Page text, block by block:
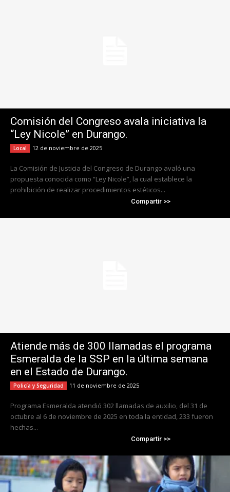
Comisión del Congreso avala iniciativa la
“Ley Nicole” en Durango.
Local 12 de noviembre de 2025
La Comisión de Justicia del Congreso de Durango avaló una
propuesta conocida como “Ley Nicole”, la cual establece la
prohibición de realizar procedimientos estéticos...
Compartir >>
Atiende más de 300 llamadas el programa
Esmeralda de la SSP en la última semana
en el Estado de Durango.
Policía y Seguridad 11 de noviembre de 2025
Programa Esmeralda atendió 302 llamadas de auxilio, del 31 de
octubre al 6 de noviembre de 2025 en toda la entidad, 233 fueron
hechas...
Compartir >>